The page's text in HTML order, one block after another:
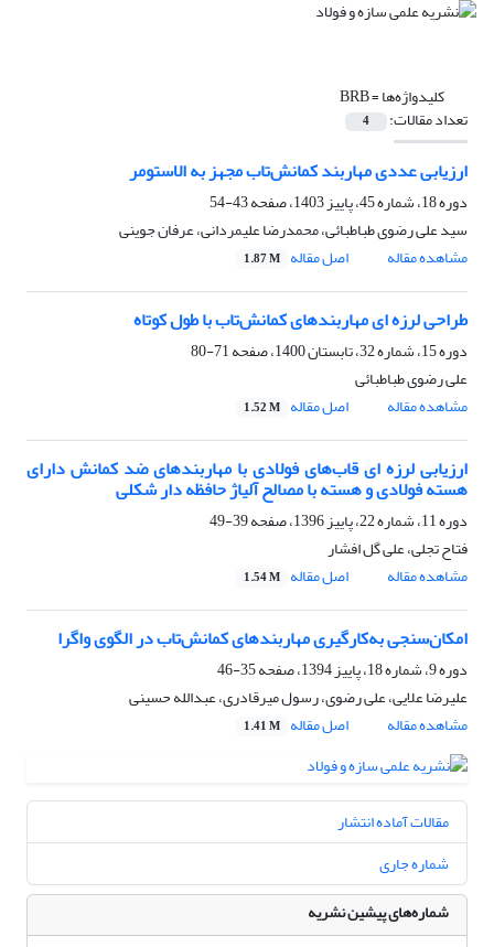
کلیدواژه‌ها =BRB
تعداد مقالات: 4
ارزیابی عددی مهاربند کمانش‌تاب مجهز به الاستومر
دوره 18، شماره 45، پاییز 1403، صفحه
43-54
سید علی رضوی طباطبائی، محمدرضا علیمردانی، عرفان جوینی
مشاهده مقاله
اصل مقاله 1.87 M
طراحی لرزه ای مهاربندهای کمانش‌تاب با طول کوتاه
دوره 15، شماره 32، تابستان 1400، صفحه
71-80
علی رضوی طباطبائی
مشاهده مقاله
اصل مقاله 1.52 M
ارزیابی لرزه ای قاب‌های فولادی با مهاربند‌های ضد کمانش دارای
هسته فولادی و هسته با مصالح آلیاژ حافظه دار شکلی
دوره 11، شماره 22، پاییز 1396، صفحه
39-49
فتاح تجلی، علی گل افشار
مشاهده مقاله
اصل مقاله 1.54 M
امکان‌سنجی به‌کارگیری مهاربندهای کمانش‌تاب در الگوی واگرا
دوره 9، شماره 18، پاییز 1394، صفحه
35-46
علیرضا علایی، علی رضوی، رسول میرقادری، عبدالله حسینی
مشاهده مقاله
اصل مقاله 1.41 M
مقالات آماده انتشار
شماره جاری
شماره‌های پیشین نشریه